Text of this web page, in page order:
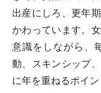
出産にしろ、更年
かわっています。
意識をしながら、
動、スキンシップ
に年を重ねるポイン